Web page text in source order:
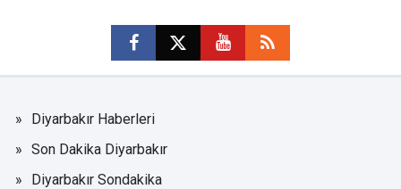
Diyarbakır Haberleri
Son Dakika Diyarbakır
Diyarbakır Sondakika